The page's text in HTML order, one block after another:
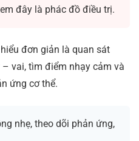
đây là phác đồ điều trị.
đơn giản là quan sát
vai, tìm điểm nhạy cảm và
ứng cơ thể.
nhẹ, theo dõi phản ứng,